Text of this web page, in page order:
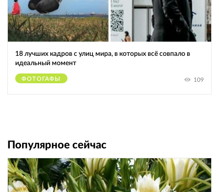
18 лучших кадров с улиц мира, в которых всё совпало в
идеальный момент
ФОТОГАФЫ 109
Популярное сейчас